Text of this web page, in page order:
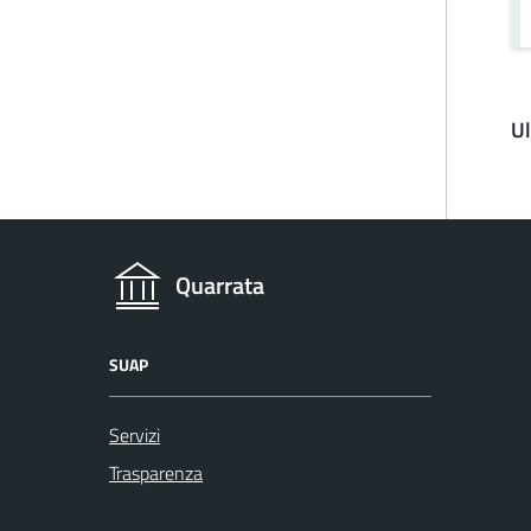
Quarrata
SUAP
Servizi
Trasparenza